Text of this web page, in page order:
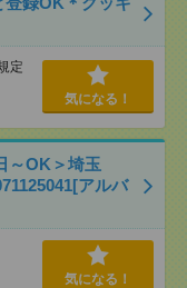
定
気になる！
～OK＞埼玉
アルバ
気になる！